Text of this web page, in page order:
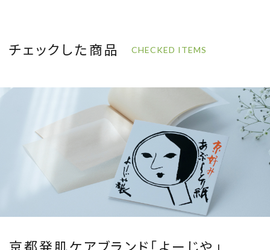
チェックした商品 CHECKED ITEMS
京都発肌ケアブランド「よーじや」